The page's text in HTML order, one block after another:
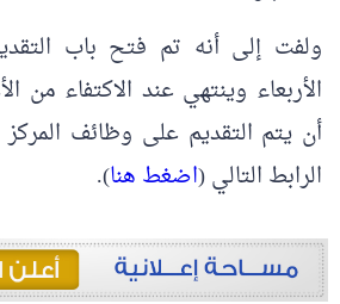
ولفت إلى أنه تم فتح باب
الأربعاء وينتهي عند الاكتفاء من
أن يتم التقديم على وظائف
الرابط التالي (اضغط هنا).